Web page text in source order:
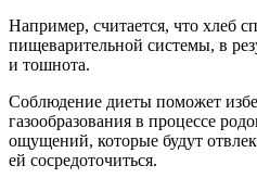
Например, считается, что хлеб
пищеварительной системы, в
и тошнота.
Соблюдение диеты поможет
газообразования в процессе
ощущений, которые будут
ей сосредоточиться.